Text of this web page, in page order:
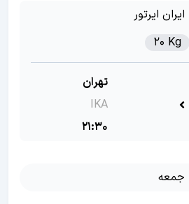
ایران ایرتور
20 Kg
تهران
IKA
21:30
جمعه